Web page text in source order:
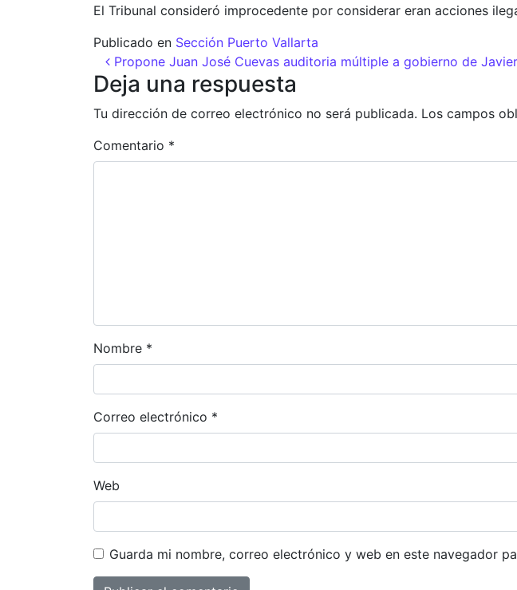
El Tribunal consideró improcedente por considerar eran acciones
Publicado en Sección Puerto Vallarta
Navegación de entradas
Propone Juan José Cuevas auditoria múltiple a gobierno de
Deja una respuesta
Tu dirección de correo electrónico no será publicada. Los campos
Comentario *
Nombre *
Correo electrónico *
Web
Guarda mi nombre, correo electrónico y web en este navegador